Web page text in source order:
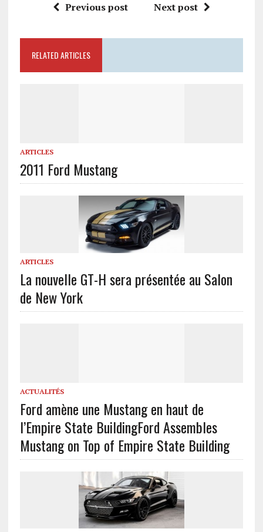
Previous post Next post
RELATED ARTICLES
ARTICLES
2011 Ford Mustang
ARTICLES
La nouvelle GT-H sera présentée au Salon
de New York
ACTUALITÉS
Ford amène une Mustang en haut de
l’Empire State BuildingFord Assembles
Mustang on Top of Empire State Building